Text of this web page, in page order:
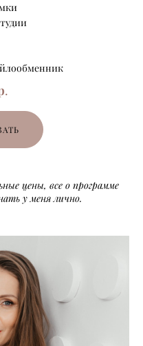
.
цены, все о программе
у меня лично.